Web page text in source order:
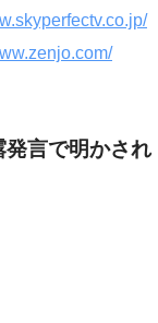
言で明かされ